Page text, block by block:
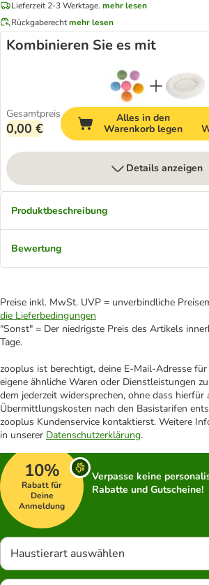
Lieferzeit 2-3 Werktage. mehr lesen
Rückgaberechtmehr lesen
Kombinieren Sie es mit
Gesamtpreis
0,00 €
Alles in den
Warenkorb legen
Details anzeigen
Produktbeschreibung
Bewertung
Preise inkl. MwSt. UVP = unverbindliche
die Lieferbedingungen
"Sonst" = Der niedrigste Preis des Artikels
Tage.
zooplus ist berechtigt, deine E-Mail-Adresse
eigene ähnliche Waren oder Dienstleistungen
dem jederzeit widersprechen, ohne dass hierfür
Übermittlungskosten nach den Basistarifen
zooplus Kundenservice kontaktierst. Weitere
in unserer Datenschutzerklärung.
10%
Rabatt für
Deine
Anmeldung
Verpasse keine
Rabatte und Gutscheine!
Haustierart auswählen